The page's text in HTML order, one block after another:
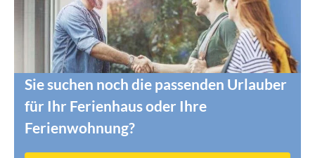
Sie suchen noch die passenden Urlauber
für Ihr Ferienhaus oder Ihre
Ferienwohnung?